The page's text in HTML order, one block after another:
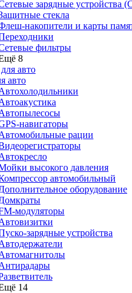
зарядные устройства
стекла
накопители и карты
фильтры
8
авто
навигаторы
рации
высокого давления
автомобильный
оборудование
модуляторы
зарядные устройства
14